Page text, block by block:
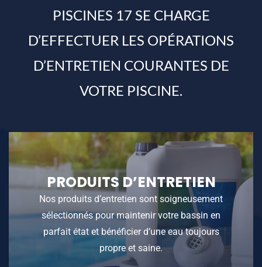
PISCINES 17 SE CHARGE
D’EFFECTUER LES OPÉRATIONS
D’ENTRETIEN COURANTES DE
VOTRE PISCINE.
PRODUITS D’ENTRETIEN
Nos produits d’entretien sont soigneusement
sélectionnés pour maintenir votre bassin en
parfait état et bénéficier d’une eau toujours
propre et saine.